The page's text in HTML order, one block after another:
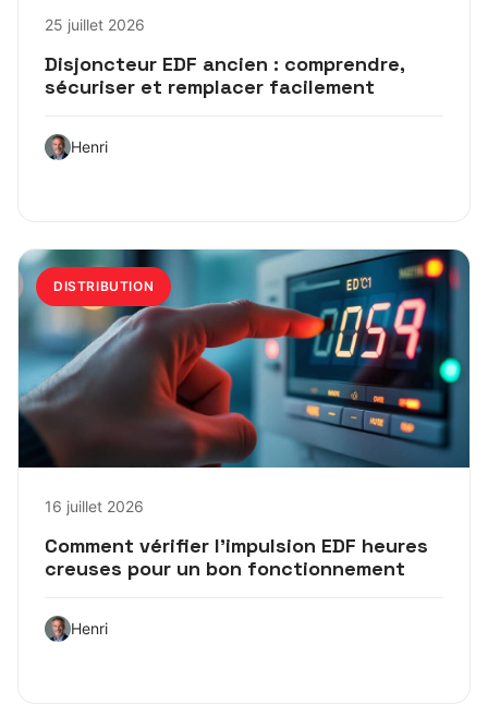
25 juillet 2026
Disjoncteur EDF ancien : comprendre,
sécuriser et remplacer facilement
Henri
DISTRIBUTION
16 juillet 2026
Comment vérifier l’impulsion EDF heures
creuses pour un bon fonctionnement
Henri